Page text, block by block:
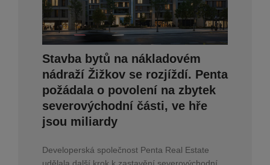
Stavba bytů na nákladovém
nádraží Žižkov se rozjíždí. Penta
požádala o povolení na zbytek
severovýchodní části, ve hře
jsou miliardy
Developerská společnost Penta Real Estate